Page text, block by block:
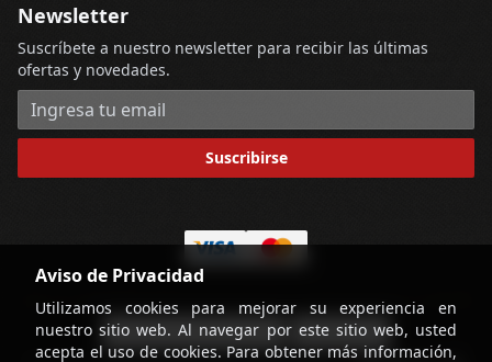
Aviso de Privacidad
Utilizamos cookies para mejorar su experiencia en
nuestro sitio web. Al navegar por este sitio web, usted
acepta el uso de cookies. Para obtener más información,
Newsletter
Suscríbete a nuestro newsletter para recibir las últimas
ofertas y novedades.
Dirección de correo electrónico
Suscribirse
Términos y Condiciones - Contáctenos